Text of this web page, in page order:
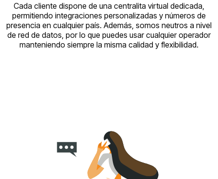
Cada cliente dispone de una centralita virtual dedicada,
permitiendo integraciones personalizadas y números de
presencia en cualquier país. Además, somos neutros a nivel
de red de datos, por lo que puedes usar cualquier operador
manteniendo siempre la misma calidad y flexibilidad.